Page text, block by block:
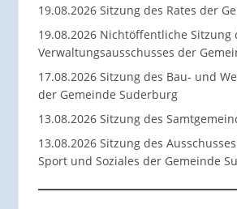
19.08.2026 Sitzung des Rates der
19.08.2026 Nichtöffentliche Sitzung
Verwaltungsausschusses der
17.08.2026 Sitzung des Bau- und
der Gemeinde Suderburg
13.08.2026 Sitzung des
13.08.2026 Sitzung des
Sport und Soziales der Gemeinde